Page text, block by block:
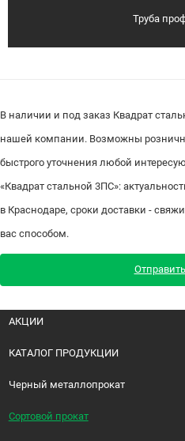
Труба
В наличии и под заказ Квадрат
нашей компании. Возможны
быстрого уточнения любой
«Квадрат стальной 3ПС»:
в Краснодаре, сроки доставки -
вас способом.
АКЦИИ
КАТАЛОГ ПРОДУКЦИИ
Черный металлопрокат
Сортовой прокат